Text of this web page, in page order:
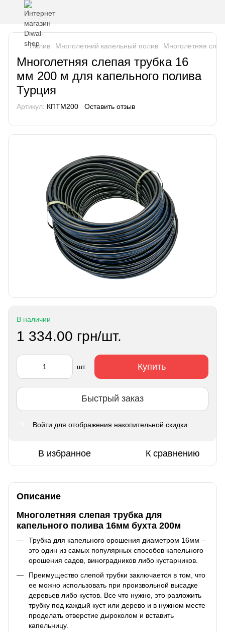
Полив Многолетний капельный полив Многолетняя
Многолетняя слепая трубка 16
мм 200 м для капельного полива
Турция
Артикул: КПТМ200 Оставить отзыв
В наличии
1 334.00 грн/шт.
шт. Купить
Быстрый заказ
Войти для отображения накопительной скидки
В избранное К сравнению
Описание
Многолетняя слепая трубка для
капельного полива 16мм бухта 200м
Трубка для капельного орошения диаметром 16мм –
это один из самых популярных способов капельного
орошения садов, виноградников либо кустарников.
Преимущество слепой трубки заключается в том, что
ее можно использовать при произвольной высадке
деревьев либо кустов. Все что нужно, это разложить
трубку под каждый куст или дерево и в нужном месте
проделать отверстие дыроколом и вставить
капельницу.